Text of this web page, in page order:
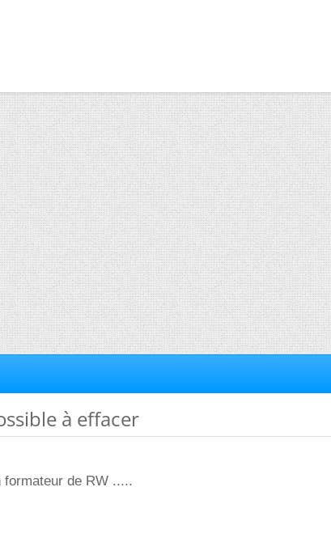
à effacer
formateur de RW .....